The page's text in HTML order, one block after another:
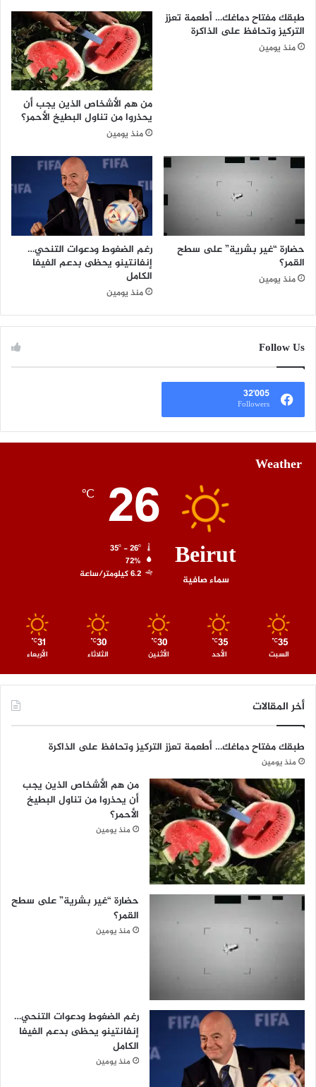
طبقك مفتاح دماغك… أطعمة تعزز
التركيز وتحافظ على الذاكرة
منذ يومين
من هم الأشخاص الذين يجب أن
يحذروا من تناول البطيخ الأحمر؟
منذ يومين
حضارة “غير بشرية” على سطح
القمر؟
منذ يومين
رغم الضغوط ودعوات التنحي…
إنفانتينو يحظى بدعم الفيفا
الكامل
منذ يومين
Follow Us
32٬005
Followers
Weather
Beirut
سماء صافية
26
℃
72%
6.2 كيلومتر/ساعة
35
℃
السبت
35
℃
الأحد
30
℃
الأثنين
30
℃
الثلاثاء
31
℃
الأربعاء
أخر المقالات
طبقك مفتاح دماغك… أطعمة تعزز التركيز وتحافظ على الذاكرة
منذ يومين
من هم الأشخاص الذين يجب
أن يحذروا من تناول البطيخ
الأحمر؟
منذ يومين
حضارة “غير بشرية” على سطح
القمر؟
منذ يومين
رغم الضغوط ودعوات التنحي…
إنفانتينو يحظى بدعم الفيفا
الكامل
منذ يومين